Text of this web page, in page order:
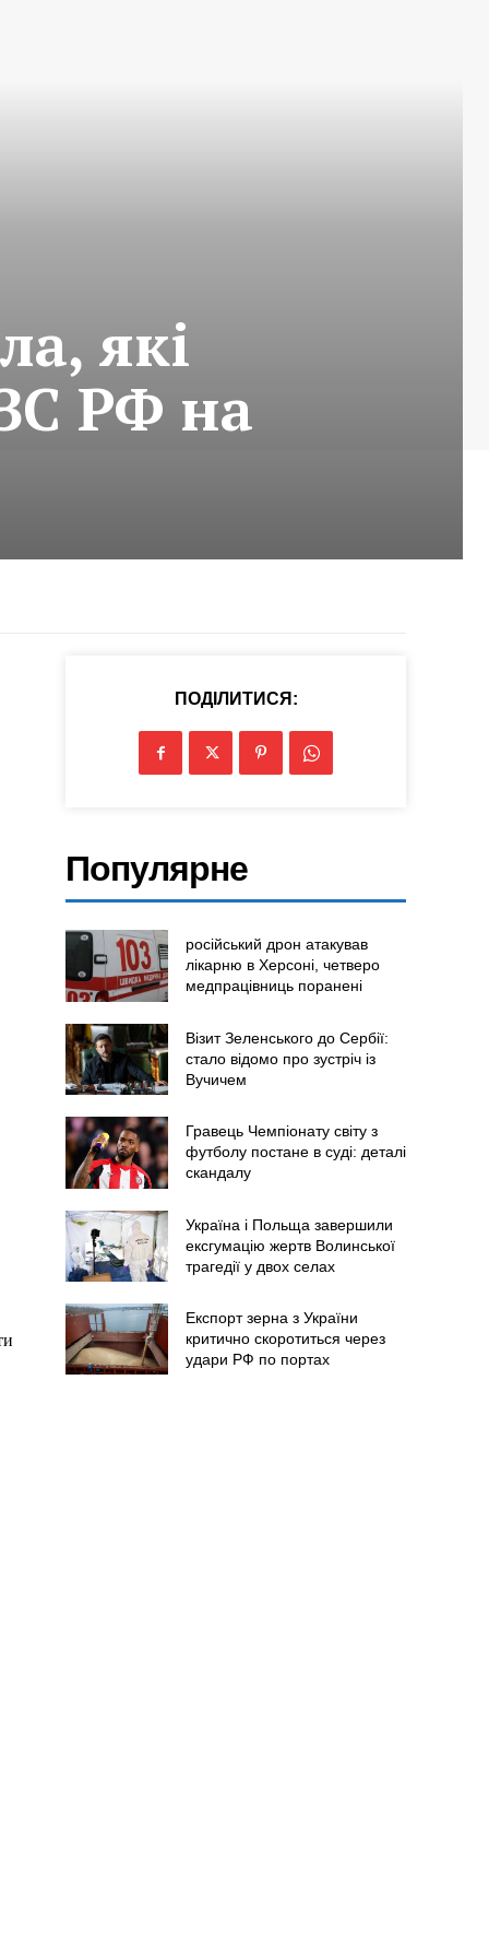
які
РФ на
ПОДІЛИТИСЯ:
Популярне
російський дрон атакував
лікарню в Херсоні, четверо
медпрацівниць поранені
Візит Зеленського до Сербії:
стало відомо про зустріч із
Вучичем
Гравець Чемпіонату світу з
футболу постане в суді: деталі
скандалу
Україна і Польща завершили
ексгумацію жертв Волинської
трагедії у двох селах
Експорт зерна з України
критично скоротиться через
удари РФ по портах